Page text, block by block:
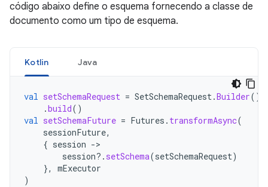
código abaixo define o esquema fornecendo a classe de
documento como um tipo de esquema.
Kotlin Java
val setSchemaRequest = SetSchemaRequest.Builder().
.build()
val setSchemaFuture = Futures . transformAsync(
sessionFuture,
{ session -
session?. setSchema(setSchemaRequest)
},
mExecutor
)